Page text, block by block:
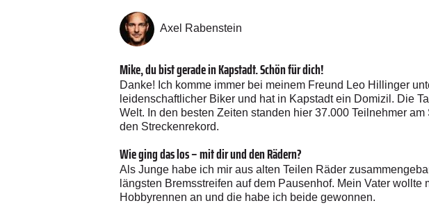
Axel Rabenstein
Mike, du bist gerade in Kapstadt. Schön für dich!
Danke! Ich komme immer bei meinem Freund Leo Hillinger
leidenschaftlicher Biker und hat in Kapstadt ein Domizil. Die
Welt. In den besten Zeiten standen hier 37.000 Teilnehmer
den Streckenrekord.
Wie ging das los – mit dir und den Rädern?
Als Junge habe ich mir aus alten Teilen Räder
längsten Bremsstreifen auf dem Pausenhof. Mein Vater
Hobbyrennen an und die habe ich beide gewonnen.